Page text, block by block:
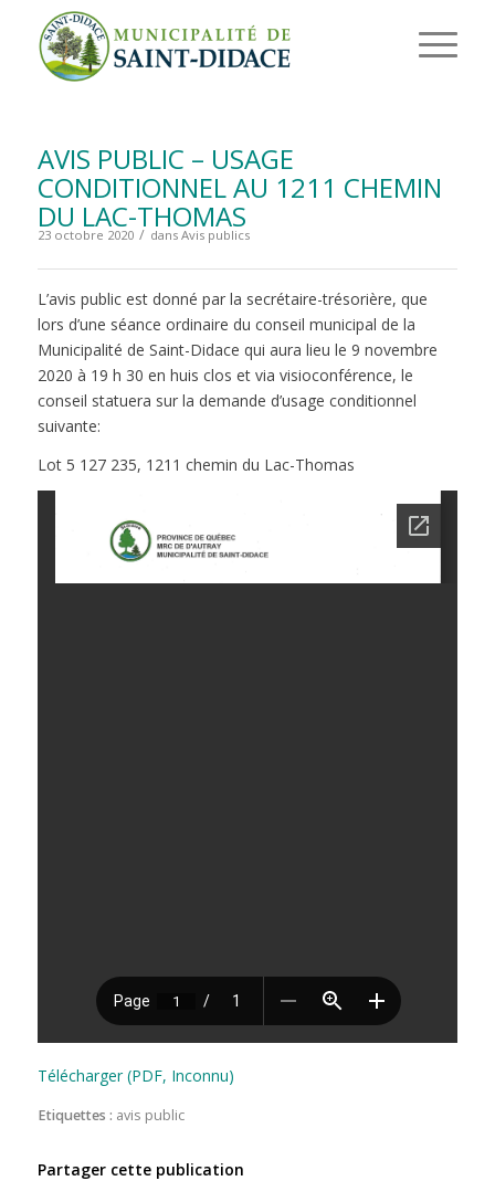
AVIS PUBLIC – USAGE
CONDITIONNEL AU 1211 CHEMIN
DU LAC-THOMAS
23 octobre 2020 / dans Avis publics
L’avis public est donné par la secrétaire-trésorière, que
lors d’une séance ordinaire du conseil municipal de la
Municipalité de Saint-Didace qui aura lieu le 9 novembre
2020 à 19 h 30 en huis clos et via visioconférence, le
conseil statuera sur la demande d’usage conditionnel
suivante:
Lot 5 127 235, 1211 chemin du Lac-Thomas
Télécharger (PDF, Inconnu)
Etiquettes : avis public
Partager cette publication